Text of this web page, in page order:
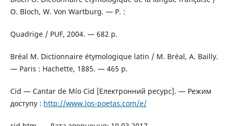
O. Bloch, W. Von Wartburg. — P. :
Quadrige / PUF, 2004. — 682 p.
Bréal M. Dictionnaire étymologique latin / М. Bréal, А. Bailly.
— Paris : Hachette, 1885. — 465 p.
Cid — Cantar de Mío Cid [Електронний ресурс]. — Режим
доступу : http://www.los-poetas.com/e/